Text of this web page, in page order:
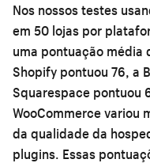
Nos nossos testes
em 50 lojas por
uma pontuação média
Shopify pontuou 76, a
Squarespace pontuou
WooCommerce variou
da qualidade da
plugins. Essas